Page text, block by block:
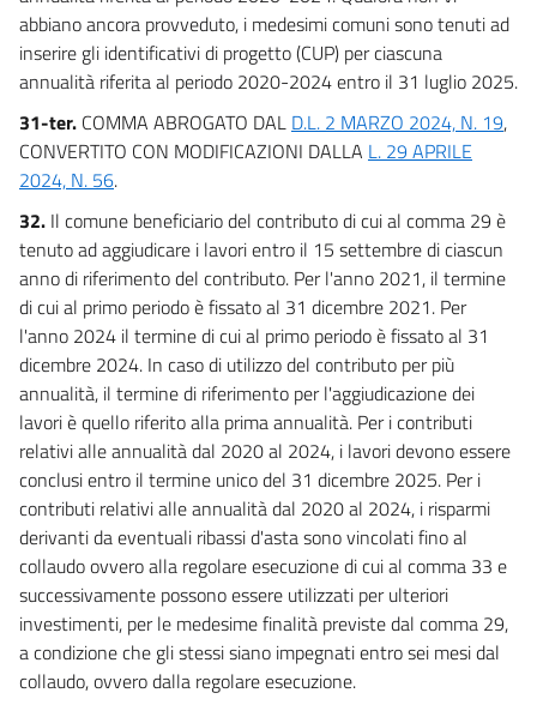
abbiano ancora provveduto, i medesimi comuni sono tenuti ad
inserire gli identificativi di progetto (CUP) per ciascuna
annualità riferita al periodo 2020-2024 entro il 31 luglio 2025.
31-ter. COMMA ABROGATO DAL D.L. 2 MARZO 2024, N. 19,
CONVERTITO CON MODIFICAZIONI DALLA L. 29 APRILE
2024, N. 56.
32. Il comune beneficiario del contributo di cui al comma 29 è
tenuto ad aggiudicare i lavori entro il 15 settembre di ciascun
anno di riferimento del contributo. Per l'anno 2021, il termine
di cui al primo periodo è fissato al 31 dicembre 2021. Per
l'anno 2024 il termine di cui al primo periodo è fissato al 31
dicembre 2024. In caso di utilizzo del contributo per più
annualità, il termine di riferimento per l'aggiudicazione dei
lavori è quello riferito alla prima annualità. Per i contributi
relativi alle annualità dal 2020 al 2024, i lavori devono essere
conclusi entro il termine unico del 31 dicembre 2025. Per i
contributi relativi alle annualità dal 2020 al 2024, i risparmi
derivanti da eventuali ribassi d'asta sono vincolati fino al
collaudo ovvero alla regolare esecuzione di cui al comma 33 e
successivamente possono essere utilizzati per ulteriori
investimenti, per le medesime finalità previste dal comma 29,
a condizione che gli stessi siano impegnati entro sei mesi dal
collaudo, ovvero dalla regolare esecuzione.